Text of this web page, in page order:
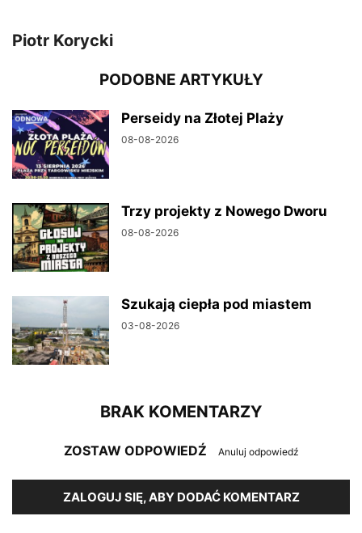
Piotr Korycki
PODOBNE ARTYKUŁY
Perseidy na Złotej Plaży
08-08-2026
Trzy projekty z Nowego Dworu
08-08-2026
Szukają ciepła pod miastem
03-08-2026
BRAK KOMENTARZY
ZOSTAW ODPOWIEDŹ Anuluj odpowiedź
ZALOGUJ SIĘ, ABY DODAĆ KOMENTARZ